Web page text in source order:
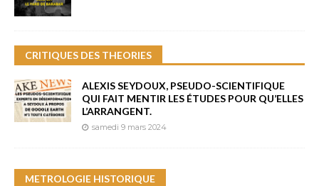
CRITIQUES DES THEORIES
ALEXIS SEYDOUX, PSEUDO-SCIENTIFIQUE
QUI FAIT MENTIR LES ÉTUDES POUR QU’ELLES
L’ARRANGENT.
samedi 9 mars 2024
METROLOGIE HISTORIQUE